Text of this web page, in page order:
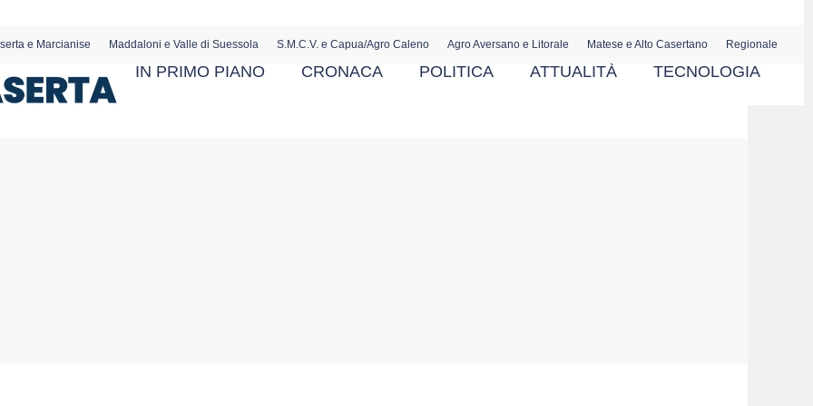
e Marcianise Maddaloni e Valle di Suessola S.M.C.V. e Capua/Agro Caleno Agro Aversano e Litorale Matese e Alto Casertano Regionale
IN PRIMO PIANO CRONACA POLITICA ATTUALITÀ TECNOLOGIA